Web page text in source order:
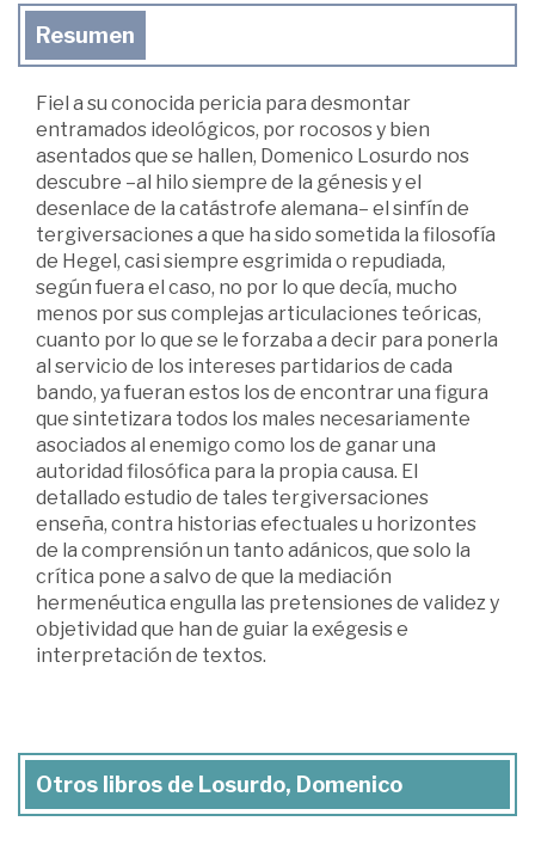
Resumen
Fiel a su conocida pericia para desmontar
entramados ideológicos, por rocosos y bien
asentados que se hallen, Domenico Losurdo nos
descubre –al hilo siempre de la génesis y el
desenlace de la catástrofe alemana– el sinfín de
tergiversaciones a que ha sido sometida la filosofía
de Hegel, casi siempre esgrimida o repudiada,
según fuera el caso, no por lo que decía, mucho
menos por sus complejas articulaciones teóricas,
cuanto por lo que se le forzaba a decir para ponerla
al servicio de los intereses partidarios de cada
bando, ya fueran estos los de encontrar una figura
que sintetizara todos los males necesariamente
asociados al enemigo como los de ganar una
autoridad filosófica para la propia causa. El
detallado estudio de tales tergiversaciones
enseña, contra historias efectuales u horizontes
de la comprensión un tanto adánicos, que solo la
crítica pone a salvo de que la mediación
hermenéutica engulla las pretensiones de validez y
objetividad que han de guiar la exégesis e
interpretación de textos.
Otros libros de Losurdo, Domenico